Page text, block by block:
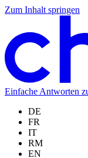
Zum Inhalt springen
Zum
springen
Zur
springen
Zur
springen
Zur
springen
Einfache Antworten
DE
FR
IT
RM
EN